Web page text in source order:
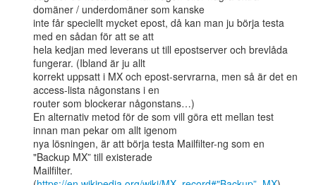
domäner / underdomäner som kanske
inte får speciellt mycket epost, då kan man ju börja testa
med en sådan för att se att
hela kedjan med leverans ut till epostserver och brevlåda
fungerar. (Ibland är ju allt
korrekt uppsatt i MX och epost-servrarna, men så är det en
access-lista någonstans i en
router som blockerar någonstans…)
En alternativ metod för de som vill göra ett mellan test
innan man pekar om allt igenom
nya lösningen, är att börja testa Mailfilter-ng som en
"Backup MX” till existerade
Mailfilter.